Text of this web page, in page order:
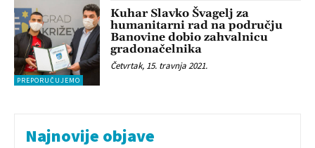
PREPORUČUJEMO
Kuhar Slavko Švagelj za
humanitarni rad na području
Banovine dobio zahvalnicu
gradonačelnika
Četvrtak, 15. travnja 2021.
Najnovije objave